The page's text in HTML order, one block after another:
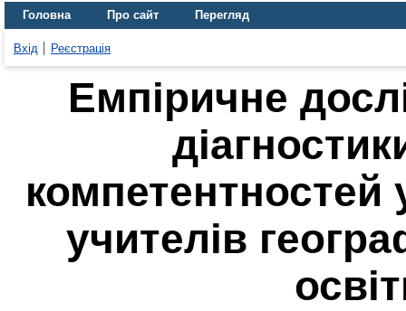
Головна Про сайт Перегляд
Вхід Реєстрація
Емпіричне
компетентностей
учителів